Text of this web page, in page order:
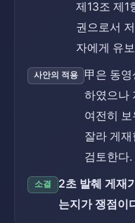
제13조 제1
권으로서
자에게 유
사안의 적용
甲은 동
하였으나
여전히
잘라 게
검토한다.
소결
2초 발췌 게재
는지가 쟁점이